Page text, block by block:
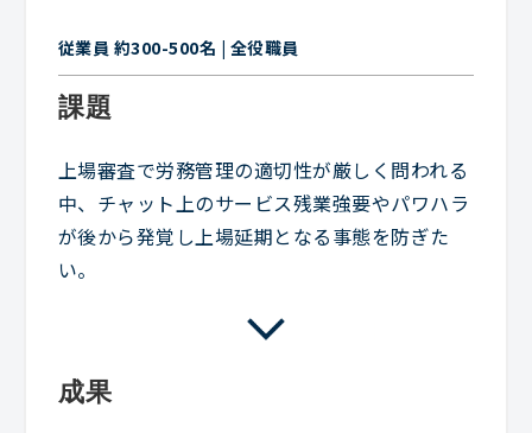
従業員 約300-500名 | 全役職員
課題
上場審査で労務管理の適切性が厳しく問われる
中、チャット上のサービス残業強要やパワハラ
が後から発覚し上場延期となる事態を防ぎた
い。
成果